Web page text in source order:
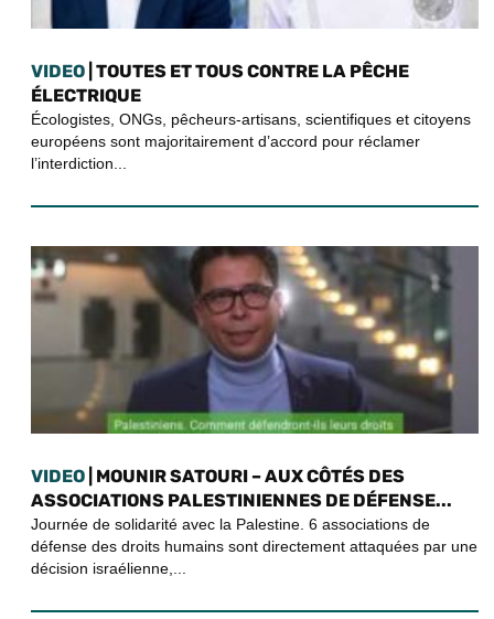
VIDEO | TOUTES ET TOUS CONTRE LA PÊCHE
ÉLECTRIQUE
Écologistes, ONGs, pêcheurs-artisans, scientifiques et citoyens
européens sont majoritairement d’accord pour réclamer
l’interdiction...
VIDEO | MOUNIR SATOURI – AUX CÔTÉS DES
ASSOCIATIONS PALESTINIENNES DE DÉFENSE...
Journée de solidarité avec la Palestine. 6 associations de
défense des droits humains sont directement attaquées par une
décision israélienne,...